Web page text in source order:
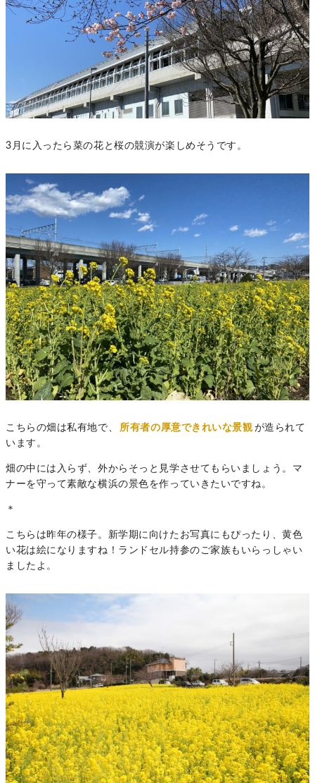
3月に入ったら菜の花と桜の競演が楽しめそうです。
こちらの畑は私有地で、 所有者の厚意できれいな景観 が造られて
います。
畑の中には入らず、外からそっと見学させてもらいましょう。マ
ナーを守って素敵な横浜の景色を作っていきたいですね。
＊
こちらは昨年の様子。新学期に向けたお写真にもぴったり、黄色
い花は絵になりますね！ランドセル持参のご家族もいらっしゃい
ましたよ。